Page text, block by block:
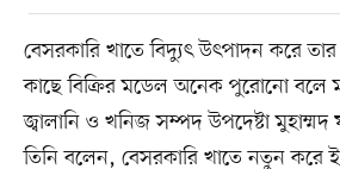
বেসরকারি খাতে বিদ্যুৎ উৎপাদন করে
কাছে বিক্রির মডেল অনেক পুরোনো বলে
জ্বালানি ও খনিজ সম্পদ উপদেষ্টা
তিনি বলেন, বেসরকারি খাতে নতুন করে